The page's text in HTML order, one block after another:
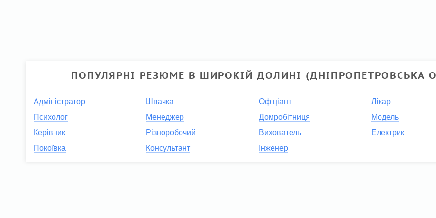
ПОПУЛЯРНІ РЕЗЮМЕ В ШИРОКІЙ ДОЛИНІ (ДНІПРОПЕТРОВСЬКА
Адміністратор Швачка Офіціант
Лікар
Психолог
Менеджер Домробітниця
Модель
Керівник
Різноробочий Вихователь
Електрик
Покоївка
Консультант Інженер